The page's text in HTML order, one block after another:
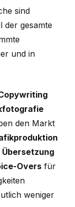
sind
der gesamte
und in
den Markt
Overs für
weniger